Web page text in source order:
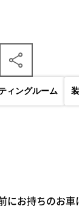
ィングルーム
にお持ちのお